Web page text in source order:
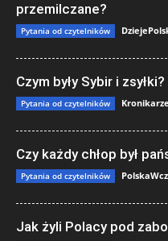
przemilczane?
Pytania od czytelników
Czym były Sybir i zsyłki?
Pytania od czytelników Kronikarze
Czy każdy chłop był
Pytania od czytelników
Jak żyli Polacy pod